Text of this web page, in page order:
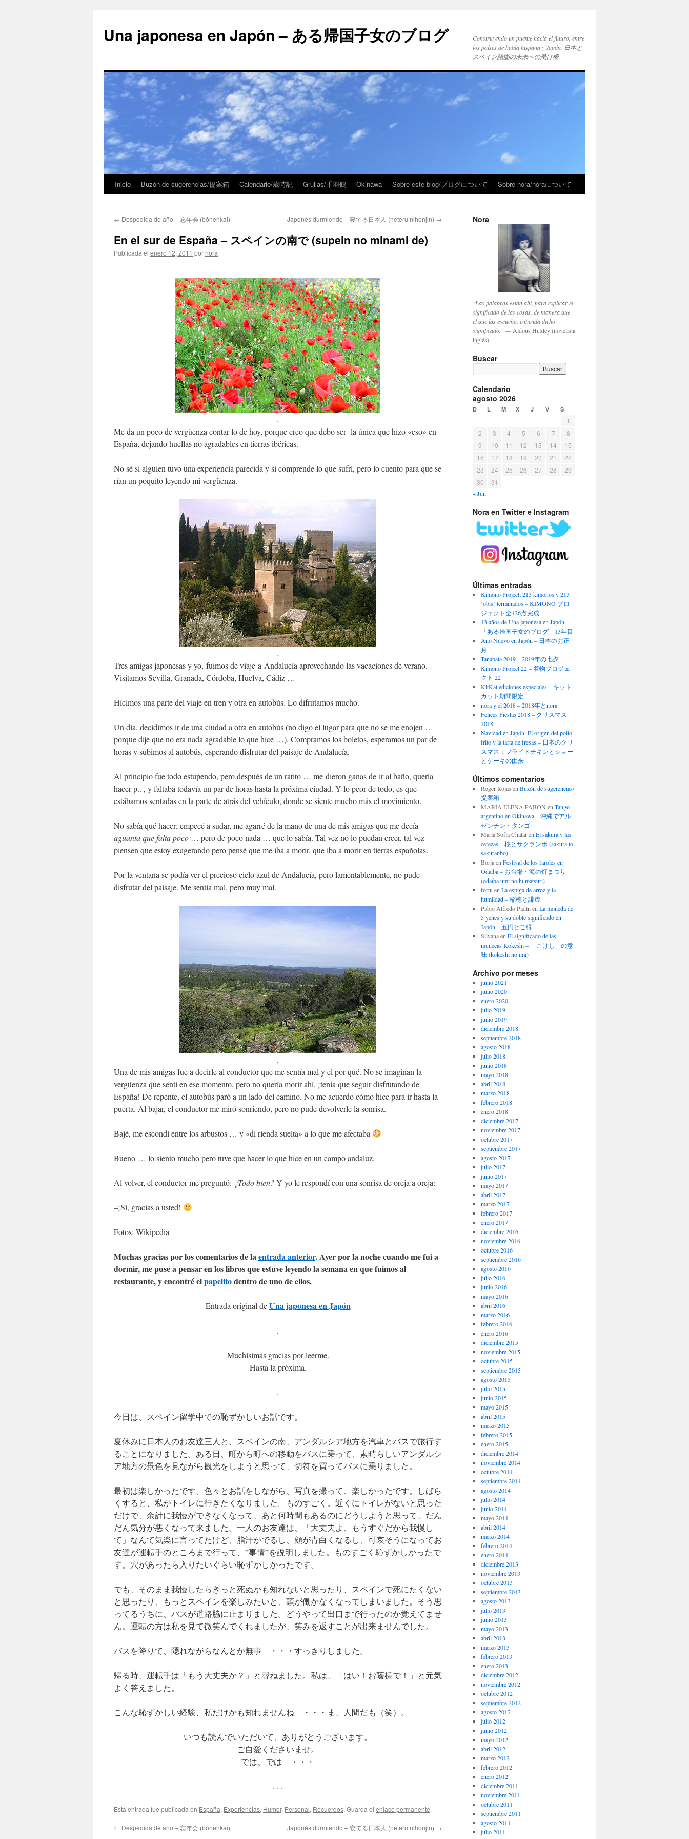
Una japonesa en Japón – ある帰国子女のブログ
Construyendo un puente hacia el futuro, entre
los países de habla hispana y Japón. 日本と
スペイン語圏の未来への懸け橋
Inicio Buzón de sugerencias/提案箱 Calendario/歳時記 Grullas/千羽鶴 Okinawa Sobre este blog/ブログについて Sobre nora/noraについて
← Despedida de año – 忘年会 (bônenkai) Japonés durmiendo – 寝てる日本人 (neteru nihonjin) →
En el sur de España – スペインの南で (supein no minami de)
Publicada el enero 12, 2011 por nora
.
Me da un poco de vergüenza contar lo de hoy, porque creo que debo ser la única que hizo «eso» en
España, dejando huellas no agradables en tierras ibéricas.
No sé si alguien tuvo una experiencia parecida y si comprende lo que sufrí, pero lo cuento para que se
rían un poquito leyendo mi vergüenza.
.
Tres amigas japonesas y yo, fuimos de viaje a Andalucía aprovechando las vacaciones de verano.
Visitamos Sevilla, Granada, Córdoba, Huelva, Cádiz …
Hicimos una parte del viaje en tren y otra en autobús. Lo difrutamos mucho.
Un día, decidimos ir de una ciudad a otra en autobús (no digo el lugar para que no se me enojen …
porque dije que no era nada agradable lo que hice …). Compramos los boletos, esperamos un par de
horas y subimos al autobús, esperando disfrutar del paisaje de Andalucía.
Al principio fue todo estupendo, pero después de un ratito … me dieron ganas de ir al baño, quería
hacer p.. , y faltaba todavía un par de horas hasta la próxima ciudad. Y lo peor de todo, es que
estábamos sentadas en la parte de atrás del vehículo, donde se siente mucho más el movimiento.
No sabía qué hacer; empecé a sudar, me agarré de la mano de una de mis amigas que me decía
aguanta quefalta poco … pero de poco nada … que lo sabía. Tal vez no lo puedan creer, tal vez
piensen que estoy exagerando pero pensé que me iba a morir, que iba a morir en tierras españolas.
Por la ventana se podía ver el precioso cielo azul de Andalucía, pero lamentablemente, no pude
disfrutar del paisaje. Me sentía mal, pero muy mal.
.
Una de mis amigas fue a decirle al conductor que me sentía mal y el por qué. No se imaginan la
vergüenza que sentí en ese momento, pero no quería morir ahí, ¡tenía que seguir disfrutando de
España! De repente, el autobús paró a un lado del camino. No me acuerdo cómo hice para ir hasta la
puerta. Al bajar, el conductor me miró sonriendo, pero no pude devolverle la sonrisa.
Bajé, me escondí entre los arbustos … y «di rienda suelta» a lo que me afectaba
Bueno … lo siento mucho pero tuve que hacer lo que hice en un campo andaluz.
Al volver, el conductor me preguntó: ¿Todo bien?Y yo le respondí con una sonrisa de oreja a oreja:
–¡Sí, gracias a usted!
Fotos: Wikipedia
Muchas gracias por los comentarios de laentrada anterior. Ayer por la noche cuando me fui a
dormir, me puse a pensar en los libros que estuve leyendo la semana en que fuimos al
restaurante, y encontré elpapelitodentro de uno de ellos.
Entrada original deUna japonesa en Japón
.
Muchísimas gracias por leerme.
Hasta la próxima.
.
今日は、スペイン留学中での恥ずかしいお話です。
夏休みに日本人のお友達三人と、スペインの南、アンダルシア地方を汽車とバスで旅行す
ることになりました。ある日、町から町への移動をバスに乗って、素晴らしいアンダルシ
ア地方の景色を見ながら観光をしようと思って、切符を買ってバスに乗りました。
最初は楽しかったです。色々とお話をしながら、写真を撮って、楽しかったです。しばら
くすると、私がトイレに行きたくなりました。ものすごく。近くにトイレがないと思った
だけで、余計に我慢ができなくなって、あと何時間もあるのにどうしようと思って、だん
だん気分が悪くなって来ました。一人のお友達は、「大丈夫よ、もうすぐだから我慢し
て」なんて気楽に言ってたけど、脂汗がでるし、顔が青白くなるし、可哀そうになってお
友達が運転手のところまで行って、”事情”を説明しました。ものすごく恥ずかしかったで
す。穴があったら入りたいぐらい恥ずかしかったです。
でも、そのまま我慢したらきっと死ぬかも知れないと思ったり、スペインで死にたくない
と思ったり、もっとスペインを楽しみたいと、頭が働かなくなってしまいました。そう思
ってるうちに、バスが道路脇に止まりました。どうやって出口まで行ったのか覚えてませ
ん。運転の方は私を見て微笑んでくれましたが、笑みを返すことが出来ませんでした。
バスを降りて、隠れながらなんとか無事 ・・・すっきりしました。
帰る時、運転手は「もう大丈夫か？」と尋ねました。私は、「はい！お蔭様で！」と元気
よく答えました。
こんな恥ずかしい経験、私だけかも知れませんね ・・・ま、人間だも（笑）。
いつも読んでいただいて、ありがとうございます。
ご自愛くださいませ。
では、では ・・・
. . .
Esta entrada fue publicada en España, Experiencias, Humor, Personal, Recuerdos. Guarda el enlace permanente.
← Despedida de año – 忘年会 (bônenkai) Japonés durmiendo – 寝てる日本人 (neteru nihonjin) →
Nora
"Las palabras están ahí, para explicar el
significado de las cosas, de manera que
el que las escucha, entienda dicho
significado."— Aldous Huxley (novelista
inglés)
Buscar
Calendario
agosto 2026
D L M X J V S
1
2
3 4 5 6 7
8
9
10 11 12 13 14
15
16
17 18 19 20 21
22
23
24 25 26 27 28
29
30
31
« Jun
Nora en Twitter e Instagram
Últimas entradas
Kimono Project; 213 kimonos y 213
‘obis’ terminados – KIMONO プロ
ジェクト全426点完成
13 años de Una japonesa en Japón –
「ある帰国子女のブログ」13年目
Año Nuevo en Japón – 日本のお正
月
Tanabata 2019 – 2019年の七夕
Kimono Project 22 – 着物プロジェ
クト 22
KitKat ediciones especiales – キット
カット期間限定
nora y el 2018 – 2018年とnora
Felices Fiestas 2018 – クリスマス
2018
Navidad en Japón: El origen del pollo
frito y la tarta de fresas – 日本のクリ
スマス：フライドチキンとショー
とケーキの由来
Últimos comentarios
Roger Rojas en Buzón de sugerencias/
提案箱
MARIA ELENA PABON en Tango
argentino en Okinawa – 沖縄でアル
ゼンチン・タンゴ
María Sofía Chalaren El sakura y las
cerezas – 桜とサクランボ (sakura to
sakuranbo)
Borjaen Festival de los faroles en
Odaiba – お台場・海の灯まつり
(odaiba umi no hi matsuri)
fortu en La espiga de arroz y la
humildad – 稲穂と謙虚
Pablo Alfredo Padín en La moneda de
5 yenes y su doble significado en
Japón – 五円とご縁
Silvanaen El significado de las
muñecas Kokeshi – 「こけし」の意
味 (kokeshi no imi)
Archivo por meses
junio 2021
junio 2020
enero 2020
julio 2019
junio 2019
diciembre 2018
septiembre 2018
agosto 2018
julio 2018
junio 2018
mayo 2018
abril 2018
marzo 2018
febrero 2018
enero 2018
diciembre 2017
noviembre 2017
octubre 2017
septiembre 2017
agosto 2017
julio 2017
junio 2017
mayo 2017
abril 2017
marzo 2017
febrero 2017
enero 2017
diciembre 2016
noviembre 2016
octubre 2016
septiembre 2016
agosto 2016
julio 2016
junio 2016
mayo 2016
abril 2016
marzo 2016
febrero 2016
enero 2016
diciembre 2015
noviembre 2015
octubre 2015
septiembre 2015
agosto 2015
julio 2015
junio 2015
mayo 2015
abril 2015
marzo 2015
febrero 2015
enero 2015
diciembre 2014
noviembre 2014
octubre 2014
septiembre 2014
agosto 2014
julio 2014
junio 2014
mayo 2014
abril 2014
marzo 2014
febrero 2014
enero 2014
diciembre 2013
noviembre 2013
octubre 2013
septiembre 2013
agosto 2013
julio 2013
junio 2013
mayo 2013
abril 2013
marzo 2013
febrero 2013
enero 2013
diciembre 2012
noviembre 2012
octubre 2012
septiembre 2012
agosto 2012
julio 2012
junio 2012
mayo 2012
abril 2012
marzo 2012
febrero 2012
enero 2012
diciembre 2011
noviembre 2011
octubre 2011
septiembre 2011
agosto 2011
julio 2011